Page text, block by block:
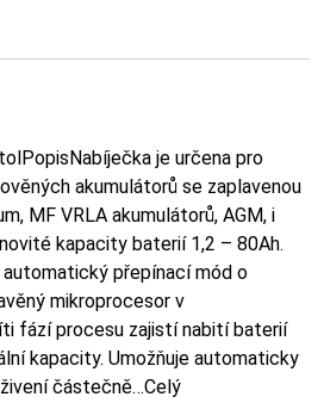
je určena pro
akumulátorů se zaplavenou
MF VRLA akumulátorů, AGM, i
kapacity baterií 1,2 – 80Ah.
přepínací mód o
mikroprocesor v
fází procesu zajistí nabití baterií
kapacity. Umožňuje automaticky
částečně…Celý